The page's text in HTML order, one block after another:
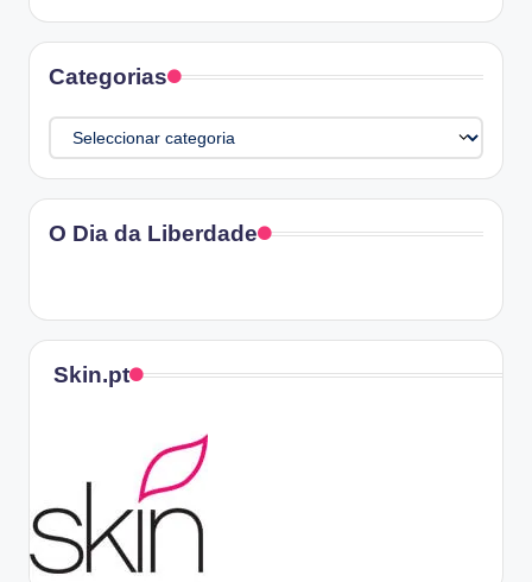
Categorias
Categorias
O Dia da Liberdade
Skin.pt